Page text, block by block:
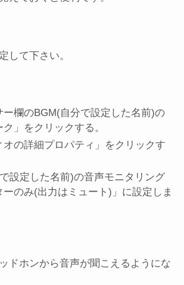
して下さい。
ー欄のBGM(自分で設定した名前)の
ク」をクリックする。
オの詳細プロパティ」をクリックす
設定した名前)の音声モニタリング
ーのみ(出力はミュート)」に設定しま
ドホンから音声が聞こえるようにな